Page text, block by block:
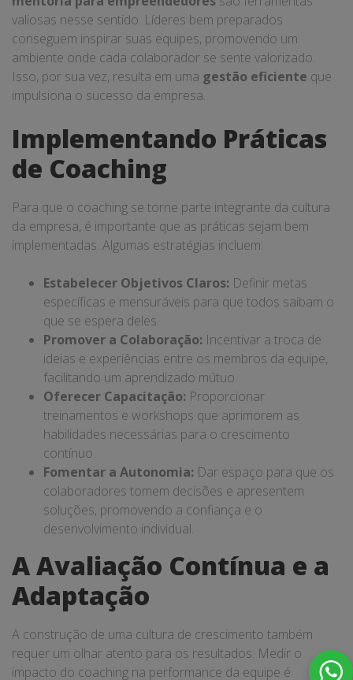
valiosas nesse sentido. Líderes bem preparados
conseguem inspirar suas equipes, promovendo um
ambiente onde cada colaborador se sente valorizado.
Isso, por sua vez, resulta em uma gestão eficiente que
impulsiona o sucesso da empresa.
Implementando Práticas
de Coaching
Para que o coaching se torne parte integrante da cultura
da empresa, é importante que as práticas sejam bem
implementadas. Algumas estratégias incluem:
Estabelecer Objetivos Claros: Definir metas
específicas e mensuráveis para que todos saibam o
que se espera deles.
Promover a Colaboração: Incentivar a troca de
ideias e experiências entre os membros da equipe,
facilitando um aprendizado mútuo.
Oferecer Capacitação: Proporcionar
treinamentos e workshops que aprimorem as
habilidades necessárias para o crescimento
contínuo.
Fomentar a Autonomia: Dar espaço para que os
colaboradores tomem decisões e apresentem
soluções, promovendo a confiança e o
desenvolvimento individual.
A Avaliação Contínua e a
Adaptação
A construção de uma cultura de crescimento também
requer um olhar atento para os resultados. Medir o
impacto do coaching na performance da equipe é